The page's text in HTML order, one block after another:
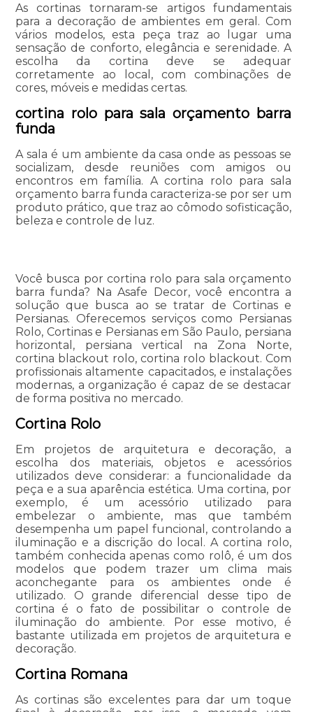
As cortinas tornaram-se artigos fundamentais
para a decoração de ambientes em geral. Com
vários modelos, esta peça traz ao lugar uma
sensação de conforto, elegância e serenidade. A
escolha da cortina deve se adequar
corretamente ao local, com combinações de
cores, móveis e medidas certas.
cortina rolo para sala orçamento barra
funda
A sala é um ambiente da casa onde as pessoas se
socializam, desde reuniões com amigos ou
encontros em família. A cortina rolo para sala
orçamento barra funda caracteriza-se por ser um
produto prático, que traz ao cômodo sofisticação,
beleza e controle de luz.
Você busca por cortina rolo para sala orçamento
barra funda? Na Asafe Decor, você encontra a
solução que busca ao se tratar de Cortinas e
Persianas. Oferecemos serviços como Persianas
Rolo, Cortinas e Persianas em São Paulo, persiana
horizontal, persiana vertical na Zona Norte,
cortina blackout rolo, cortina rolo blackout. Com
profissionais altamente capacitados, e instalações
modernas, a organização é capaz de se destacar
de forma positiva no mercado.
Cortina Rolo
Em projetos de arquitetura e decoração, a
escolha dos materiais, objetos e acessórios
utilizados deve considerar: a funcionalidade da
peça e a sua aparência estética. Uma cortina, por
exemplo, é um acessório utilizado para
embelezar o ambiente, mas que também
desempenha um papel funcional, controlando a
iluminação e a discrição do local. A cortina rolo,
também conhecida apenas como rolô, é um dos
modelos que podem trazer um clima mais
aconchegante para os ambientes onde é
utilizado. O grande diferencial desse tipo de
cortina é o fato de possibilitar o controle de
iluminação do ambiente. Por esse motivo, é
bastante utilizada em projetos de arquitetura e
decoração.
Cortina Romana
As cortinas são excelentes para dar um toque